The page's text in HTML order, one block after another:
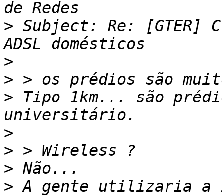
> Subject: Re: [GTER]
>
>
> Tipo 1km... são
>
>
>
> A gente utilizaria a